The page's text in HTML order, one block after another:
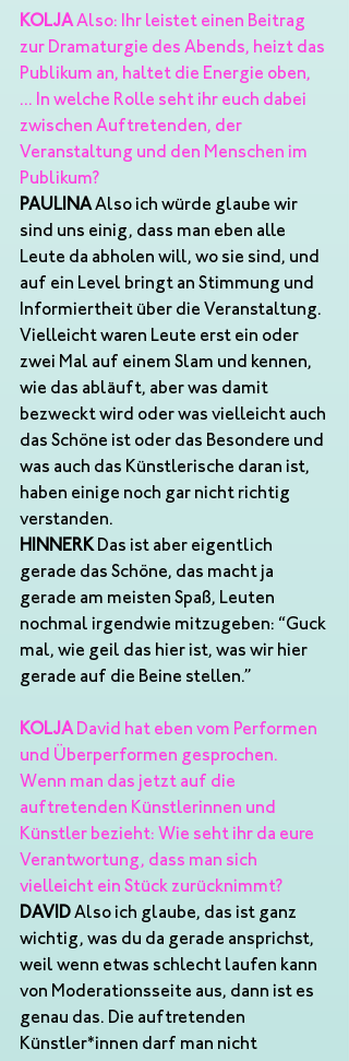
KOLJA Also: Ihr leistet einen Beitrag
zur Dramaturgie des Abends, heizt das
Publikum an, haltet die Energie oben,
... In welche Rolle seht ihr euch dabei
zwischen Auftretenden, der
Veranstaltung und den Menschen im
Publikum?
PAULINA Also ich würde glaube wir
sind uns einig, dass man eben alle
Leute da abholen will, wo sie sind, und
auf ein Level bringt an Stimmung und
Informiertheit über die Veranstaltung.
Vielleicht waren Leute erst ein oder
zwei Mal auf einem Slam und kennen,
wie das abläuft, aber was damit
bezweckt wird oder was vielleicht auch
das Schöne ist oder das Besondere und
was auch das Künstlerische daran ist,
haben einige noch gar nicht richtig
verstanden.
HINNERK Das ist aber eigentlich
gerade das Schöne, das macht ja
gerade am meisten Spaß, Leuten
nochmal irgendwie mitzugeben: “Guck
mal, wie geil das hier ist, was wir hier
gerade auf die Beine stellen.”
KOLJA David hat eben vom Performen
und Überperformen gesprochen.
Wenn man das jetzt auf die
auftretenden Künstlerinnen und
Künstler bezieht: Wie seht ihr da eure
Verantwortung, dass man sich
vielleicht ein Stück zurücknimmt?
DAVID Also ich glaube, das ist ganz
wichtig, was du da gerade ansprichst,
weil wenn etwas schlecht laufen kann
von Moderationsseite aus, dann ist es
genau das. Die auftretenden
Künstler*innen darf man nicht